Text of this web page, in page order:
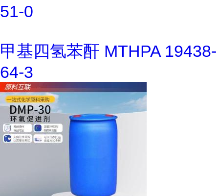
51-0
甲基四氢苯酐 MTHPA 19438-
64-3